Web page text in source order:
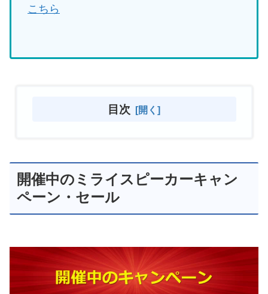
こちら
目次
開催中のミライスピーカーキャン
ペーン・セール